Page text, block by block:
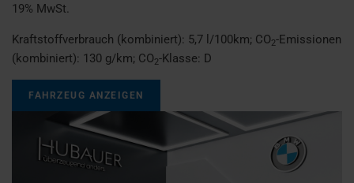
19% MwSt.
Kraftstoffverbrauch (kombiniert): 5,7 l/100km; CO2-Emissionen
(kombiniert): 130 g/km; CO2-Klasse: D
FAHRZEUG ANZEIGEN